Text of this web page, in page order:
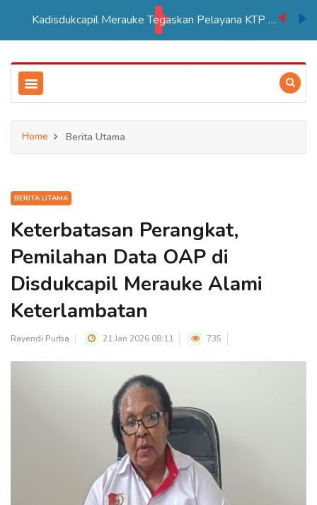
Kadisdukcapil Merauke Tegaskan Pelayana KTP Sesuai SOP
Home Berita Utama
BERITA UTAMA
Keterbatasan Perangkat,
Pemilahan Data OAP di
Disdukcapil Merauke Alami
Keterlambatan
Rayendi Purba 21 Jan 2026 08:11 735